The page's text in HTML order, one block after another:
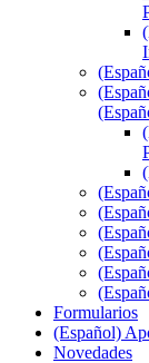
Formularios
(Español)
Novedades